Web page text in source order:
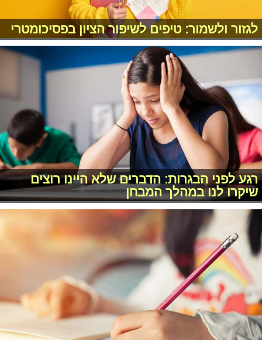
לגזור ולשמור: טיפים לשיפור הציון בפסיכומטרי
רגע לפני הבגרות: הדברים שלא היינו רוצים
שיקרו לנו במהלך המבחן